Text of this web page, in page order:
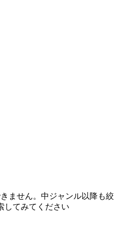
ません。中ジャンル以降も絞
してみてください